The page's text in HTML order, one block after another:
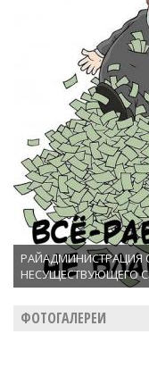
РАЙАДМИНИСТРАЦИЯ
НЕСУЩЕСТВУЮЩЕГО
ФОТОГАЛЕРЕИ